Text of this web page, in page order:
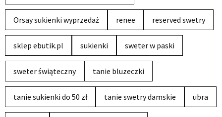
Orsay sukienki wyprzedaż renee reserved swetry
sklep ebutik.pl sukienki sweter w paski
sweter świąteczny tanie bluzeczki
tanie sukienki do 50 zł tanie swetry damskie ubra